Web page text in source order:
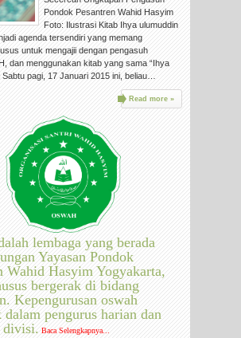
Pondok Pesantren Wahid Hasyim
Foto: Ilustrasi Kitab Ihya ulumuddin
agenda tersendiri yang memang
untuk mengajii dengan pengasuh
dan menggunakan kitab yang sama “Ihya
Sabtu pagi, 17 Januari 2015 ini, beliau…
Read more »
lembaga yang berada
Yayasan Pondok
Wahid Hasyim Yogyakarta,
bergerak di bidang
Kepengurusan oswah
dalam pengurus harian dan
divisi. Baca Selengkapnya...